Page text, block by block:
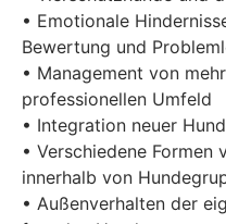
• Emotionale
Bewertung und
• Management von
professionellen Umfeld
• Integration neuer
• Verschiedene Formen
innerhalb von
• Außenverhalten der